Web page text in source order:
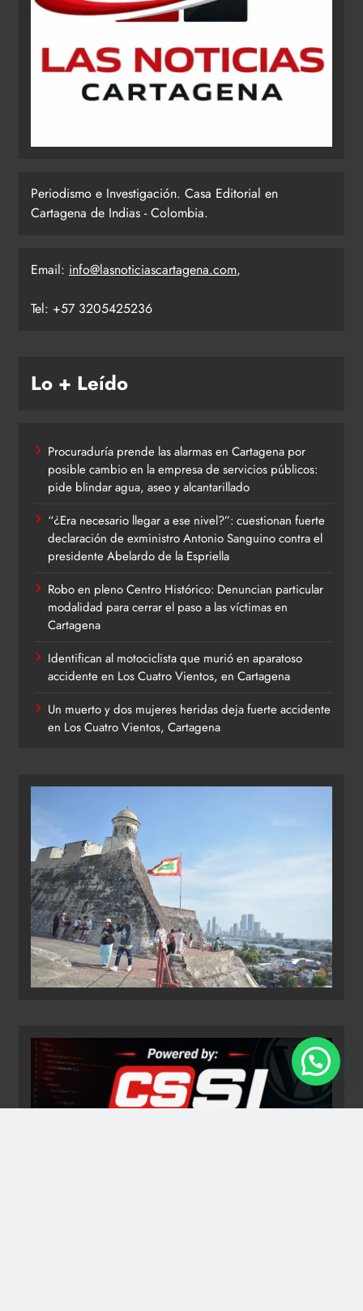
Periodismo e Investigación. Casa Editorial en
Cartagena de Indias - Colombia.
Email: info@lasnoticiascartagena.com,
Tel: +57 3205425236
Lo + Leído
Procuraduría prende las alarmas en Cartagena por
posible cambio en la empresa de servicios públicos:
pide blindar agua, aseo y alcantarillado
“¿Era necesario llegar a ese nivel?”: cuestionan fuerte
declaración de exministro Antonio Sanguino contra el
presidente Abelardo de la Espriella
Robo en pleno Centro Histórico: Denuncian particular
modalidad para cerrar el paso a las víctimas en
Cartagena
Identifican al motociclista que murió en aparatoso
accidente en Los Cuatro Vientos, en Cartagena
Un muerto y dos mujeres heridas deja fuerte accidente
en Los Cuatro Vientos, Cartagena